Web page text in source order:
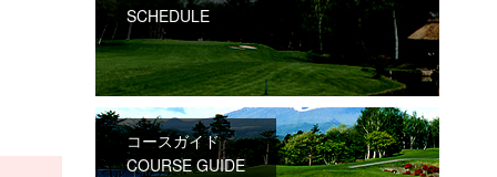
SCHEDULE
コースガイド
COURSE GUIDE